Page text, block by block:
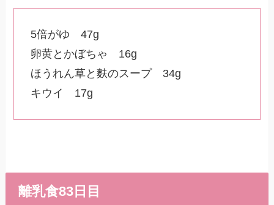
5倍がゆ 47g
卵黄とかぼちゃ 16g
ほうれん草と麩のスープ 34g
キウイ 17g
離乳食83日目